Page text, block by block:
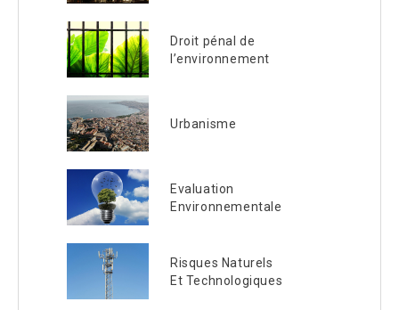
Droit pénal de
l’environnement
Urbanisme
Evaluation
Environnementale
Risques Naturels
Et Technologiques